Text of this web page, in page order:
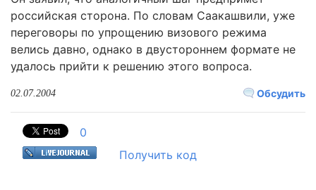
российская сторона. По словам Саакашвили, уже
переговоры по упрощению визового режима
велись давно, однако в двустороннем формате не
удалось прийти к решению этого вопроса.
Обсудить
02.07.2004
0
Получить код